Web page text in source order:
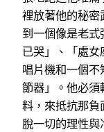
裡放著他的秘密
到一個像是老
已哭」、「處
唱片機和一個
節器」。他必須
料，來抵抗那負
脫一切的理性